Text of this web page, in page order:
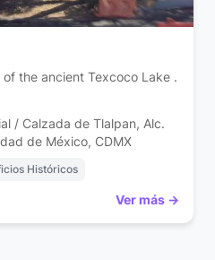
the ancient Texcoco Lake .
/ Calzada de Tlalpan, Alc.
de México, CDMX
Históricos
Ver más →